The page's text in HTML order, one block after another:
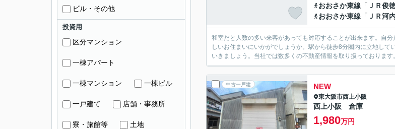
おおさか東線 「 ＪＲ俊
おおさか東線 「 ＪＲ河
和室だと人数の多い来客があっても対応することが出来ます。自
しいお住まいにいかがでしょうか。駅から徒歩8分圏内に立地し
いきましょう。当社では数多くの不動産情報を取り扱っております。
中古一戸建 NEW
東大阪市西上小阪
西上小阪 倉庫
1,980万円
ビル・その他
投資用
区分マンション
一棟アパート
一棟マンション 一棟ビル
一戸建て 店舗・事務所
寮・旅館等 土地